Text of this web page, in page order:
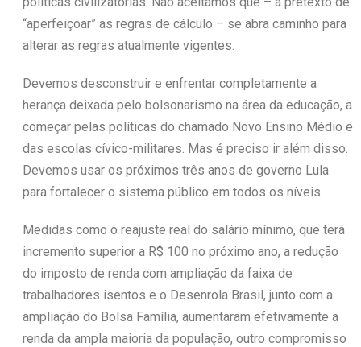
“aperfeiçoar” as regras de cálculo – se abra caminho para
alterar as regras atualmente vigentes.
Devemos desconstruir e enfrentar completamente a
herança deixada pelo bolsonarismo na área da educação, a
começar pelas políticas do chamado Novo Ensino Médio e
das escolas cívico-militares. Mas é preciso ir além disso.
Devemos usar os próximos três anos de governo Lula
para fortalecer o sistema público em todos os níveis.
Medidas como o reajuste real do salário mínimo, que terá
incremento superior a R$ 100 no próximo ano, a redução
do imposto de renda com ampliação da faixa de
trabalhadores isentos e o Desenrola Brasil, junto com a
ampliação do Bolsa Família, aumentaram efetivamente a
renda da ampla maioria da população, outro compromisso